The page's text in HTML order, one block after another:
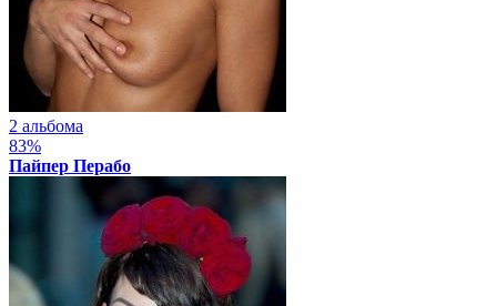
2 альбома
83%
Пайпер Перабо